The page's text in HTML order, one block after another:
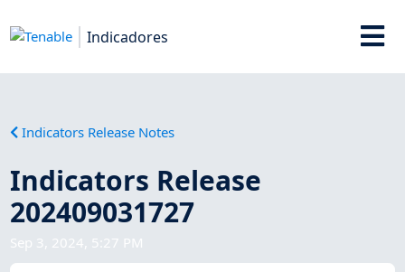
Indicadores
Indicators Release Notes
Indicators Release
202409031727
Sep 3, 2024, 5:27 PM